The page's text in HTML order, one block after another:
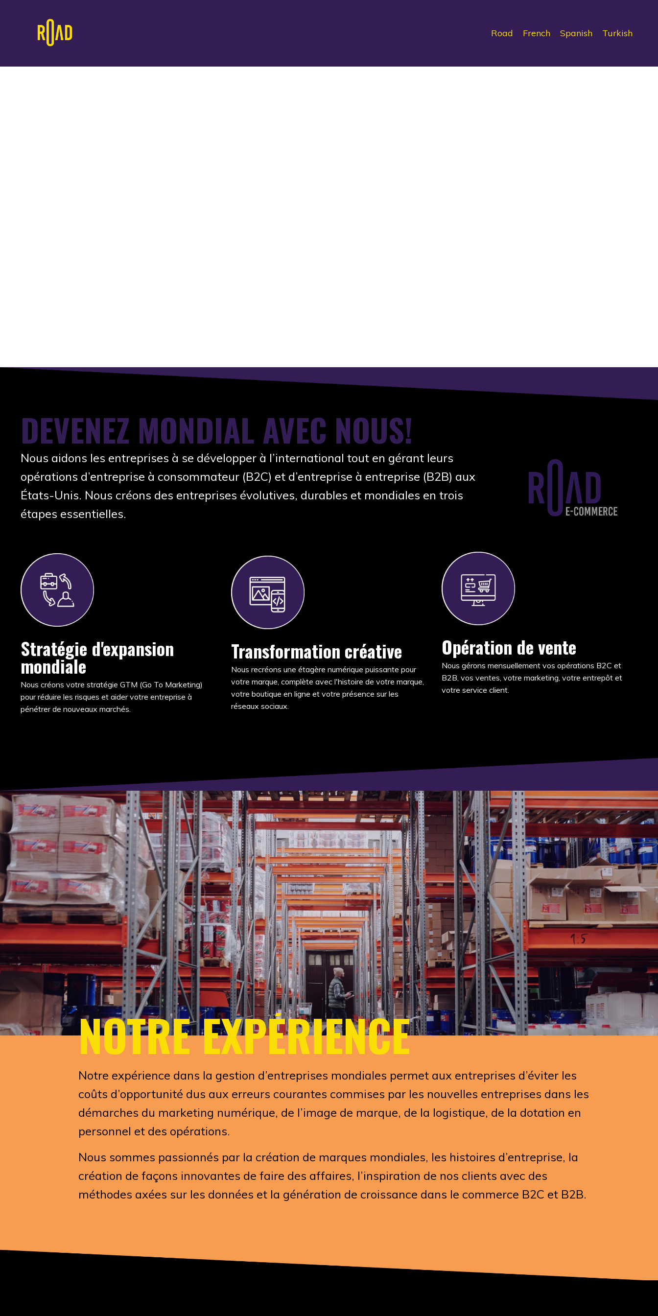
Road French Spanish Turkish
DEVENEZ MONDIAL AVEC NOUS!
Nous aidons les entreprises à se développer à l’international tout en gérant leurs
opérations d’entreprise à consommateur (B2C) et d’entreprise à entreprise (B2B) aux
États-Unis. Nous créons des entreprises évolutives, durables et mondiales en trois
étapes essentielles.
Stratégie d'expansion
mondiale
Nous créons votre stratégie GTM (Go To Marketing)
pour réduire les risques et aider votre entreprise à
pénétrer de nouveaux marchés.
Transformation créative
Nous recréons une étagère numérique puissante pour
votre marque, complète avec l'histoire de votre marque,
votre boutique en ligne et votre présence sur les
réseaux sociaux.
Opération de vente
Nous gérons mensuellement vos opérations B2C et
B2B, vos ventes, votre marketing, votre entrepôt et
votre service client.
NOTRE EXPÉRIENCE
Notre expérience dans la gestion d’entreprises mondiales permet aux entreprises d’éviter les
coûts d’opportunité dus aux erreurs courantes commises par les nouvelles entreprises dans les
démarches du marketing numérique, de l’image de marque, de la logistique, de la dotation en
personnel et des opérations.
Nous sommes passionnés par la création de marques mondiales, les histoires d’entreprise, la
création de façons innovantes de faire des affaires, l’inspiration de nos clients avec des
méthodes axées sur les données et la génération de croissance dans le commerce B2C et B2B.